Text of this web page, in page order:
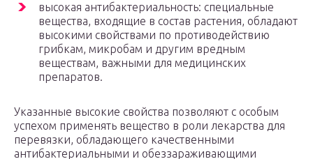
высокая антибактериальность: специальные
вещества, входящие в состав растения, обладают
высокими свойствами по противодействию
грибкам, микробам и другим вредным
веществам, важными для медицинских
препаратов.
Указанные высокие свойства позволяют с особым
успехом применять вещество в роли лекарства для
перевязки, обладающего качественными
антибактериальными и обеззараживающими